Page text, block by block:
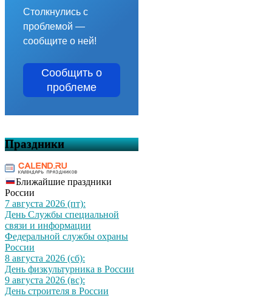
Столкнулись с
проблемой —
сообщите о ней!
Сообщить о
проблеме
Праздники
Ближайшие праздники
России
7 августа 2026 (пт):
День Службы специальной
связи и информации
Федеральной службы охраны
России
8 августа 2026 (сб):
День физкультурника в России
9 августа 2026 (вс):
День строителя в России